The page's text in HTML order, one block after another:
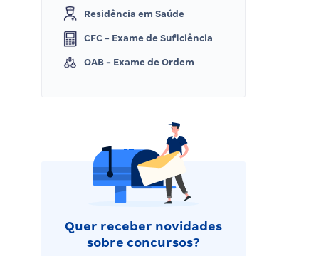
Residência em Saúde
CFC - Exame de Suficiência
OAB - Exame de Ordem
Quer receber novidades
sobre concursos?